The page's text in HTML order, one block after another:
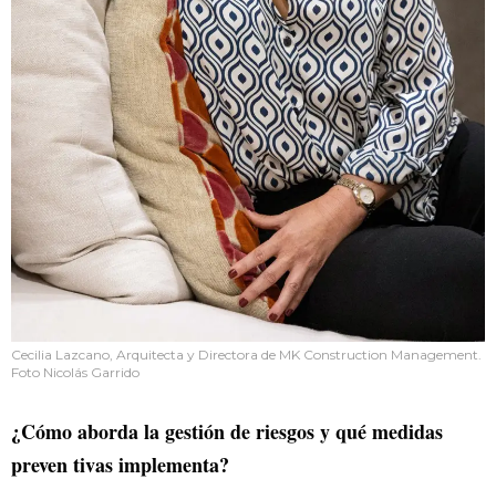
Cecilia Lazcano, Arquitecta y Directora de MK Construction Management.
Foto Nicolás Garrido
¿Cómo aborda la gestión de riesgos y qué medidas
preven tivas implementa?